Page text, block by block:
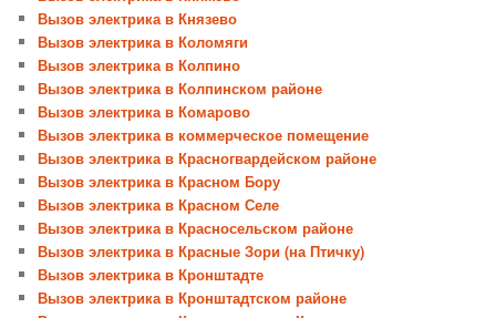
Вызов электрика в Князево
Вызов электрика в Коломяги
Вызов электрика в Колпино
Вызов электрика в Колпинском районе
Вызов электрика в Комарово
Вызов электрика в коммерческое помещение
Вызов электрика в Красногвардейском районе
Вызов электрика в Красном Бору
Вызов электрика в Красном Селе
Вызов электрика в Красносельском районе
Вызов электрика в Красные Зори (на Птичку)
Вызов электрика в Кронштадте
Вызов электрика в Кронштадтском районе